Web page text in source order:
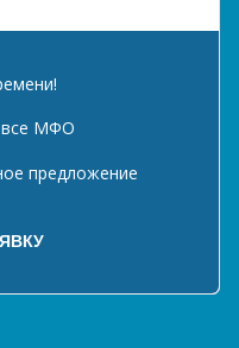
все МФО
предложение